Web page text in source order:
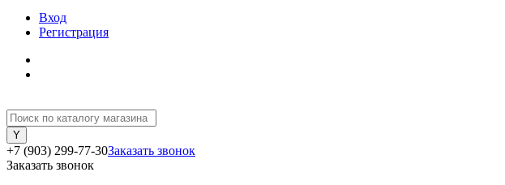
Вход
Регистрация
+7 (903) 299-77-30Заказать звонок
Заказать звонок